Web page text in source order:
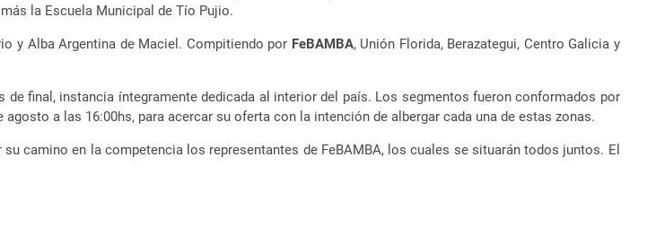
la Escuela Municipal de Tío Pujio.
y Alba Argentina de Maciel. Compitiendo por FeBAMBA, Unión Florida, Berazategui, Centro Galicia y
final, instancia íntegramente dedicada al interior del país. Los segmentos fueron conformados por
a las 16:00hs, para acercar su oferta con la intención de albergar cada una de estas zonas.
camino en la competencia los representantes de FeBAMBA, los cuales se situarán todos juntos. El